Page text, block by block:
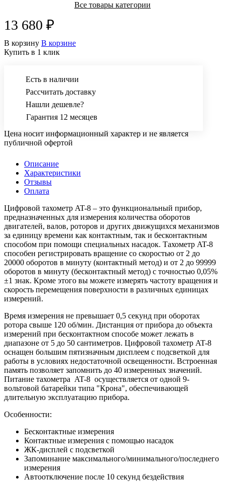
Все товары категории
13 680 ₽
В корзину В корзине
Купить в 1 клик
Есть в наличии
Рассчитать доставку
Нашли дешевле?
Гарантия 12 месяцев
Цена носит информационный характер и не является
публичной офертой
Описание
Характеристики
Отзывы
Оплата
Цифровой тахометр AT-8 – это функциональный прибор,
предназначенных для измерения количества оборотов
двигателей, валов, роторов и других движущихся механизмов
за единицу времени как контактным, так и бесконтактным
способом при помощи специальных насадок. Тахометр AT-8
способен регистрировать вращение со скоростью от 2 до
20000 оборотов в минуту (контактный метод) и от 2 до 99999
оборотов в минуту (бесконтактный метод) с точностью 0,05%
±1 знак. Кроме этого вы можете измерять частоту вращения и
скорость перемещения поверхности в различных единицах
измерений.
Время измерения не превышает 0,5 секунд при оборотах
ротора свыше 120 об/мин. Дистанция от прибора до объекта
измерений при бесконтактном способе может лежать в
диапазоне от 5 до 50 сантиметров. Цифровой тахометр AT-8
оснащен большим пятизначным дисплеем с подсветкой для
работы в условиях недостаточной освещенности. Встроенная
память позволяет запомнить до 40 измеренных значений.
Питание тахометра AT-8 осуществляется от одной 9-
вольтовой батарейки типа "Крона", обеспечивающей
длительную эксплуатацию прибора.
Особенности:
Бесконтактные измерения
Контактные измерения с помощью насадок
ЖК-дисплей с подсветкой
Запоминание максимального/минимального/последнего
измерения
Автоотключение после 10 секунд бездействия